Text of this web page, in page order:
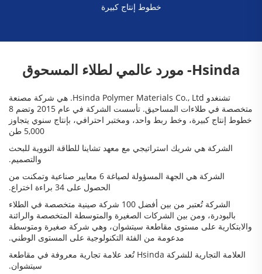
خطوط إنتاج كبيرة
Hsinda- مورد عالمي لطلاء المسحوق
تشنغدو HsindaPolymer Materials Co., Ltd. هي شركة مصنعة
متخصصة في طلاءات المساحيق. تأسست الشركة في عام 2015 وتضم 8
خطوط إنتاج كبيرة، وخط ربط واحد، ومختبر احترافي، بإنتاج سنوي يتجاوز
5,000 طن
الشركة هي شريك استراتيجي مع معهد تشاينا للطاقة النووية للبحث
والتصميم.
الشركة هي الجهة المسؤولة لصياغة 6 معايير صناعية وتمكنت من
الحصول على 34 براءة اختراع.
الشركة تُعتبر من بين أفضل 100 شركة صينية متخصصة في الطلاء
بالبودرة، ومن بين الشركات الصغيرة والمتوسطة المتخصصة والرائنة
والابتكارية على مستوى مقاطعة سيتشوان، وهي شركة صغيرة ومتوسطة
مدعومة من الفئة التكنولوجية على المستوى الوطني.
العلامة التجارية للشركة Hsinda تُعد علامة تجارية معروفة في مقاطعة
سيتشوان.